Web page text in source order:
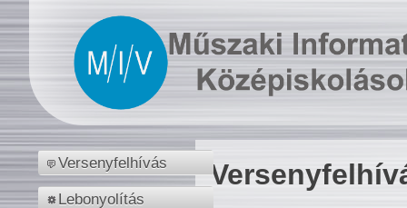
Versenyfelhívás
Lebonyolítás